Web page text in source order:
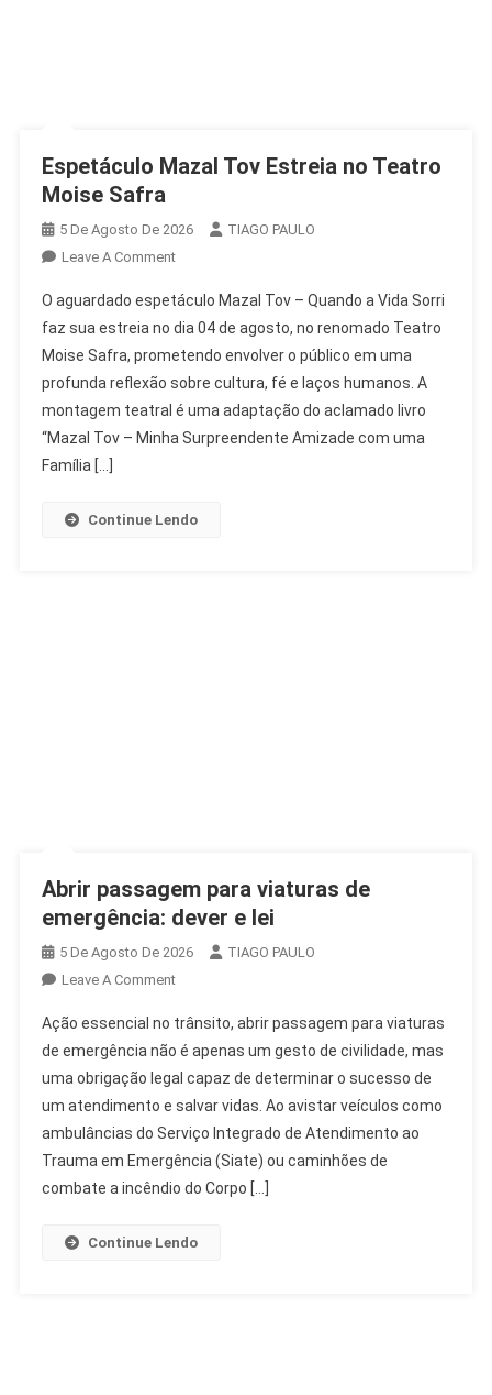
Espetáculo Mazal Tov Estreia no Teatro
Moise Safra
5 De Agosto De 2026
TIAGO PAULO
Leave A CommentOn
Mazal
Tov
Estreia
No
Teatro
Moise
O aguardado espetáculo Mazal Tov – Quando a Vida Sorri
faz sua estreia no dia 04 de agosto, no renomado Teatro
Moise Safra, prometendo envolver o público em uma
profunda reflexão sobre cultura, fé e laços humanos. A
montagem teatral é uma adaptação do aclamado livro
“Mazal Tov – Minha Surpreendente Amizade com uma
Família […]
Continue Lendo
Abrir passagem para viaturas de
emergência: dever e lei
5 De Agosto De 2026
TIAGO PAULO
Leave A CommentOn
Passagem
Para
Viaturas
De
Emergência:
Dever
E
Ação essencial no trânsito, abrir passagem para viaturas
de emergência não é apenas um gesto de civilidade, mas
uma obrigação legal capaz de determinar o sucesso de
um atendimento e salvar vidas. Ao avistar veículos como
ambulâncias do Serviço Integrado de Atendimento ao
Trauma em Emergência (Siate) ou caminhões de
combate a incêndio do Corpo […]
Continue Lendo